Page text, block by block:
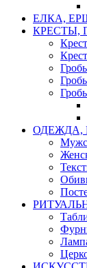
ЕЛКА,
КРЕСТЫ,
ОДЕЖДА,